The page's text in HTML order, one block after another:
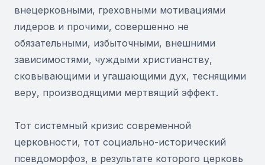
внецерковными, греховными мотивациями
лидеров и прочими, совершенно не
обязательными, избыточными, внешними
зависимостями, чуждыми христианству,
сковывающими и угашающими дух, теснящими
веру, производящими мертвящий эффект.
Тот системный кризис современной
церковности, тот социально-исторический
псевдоморфоз, в результате которого церковь